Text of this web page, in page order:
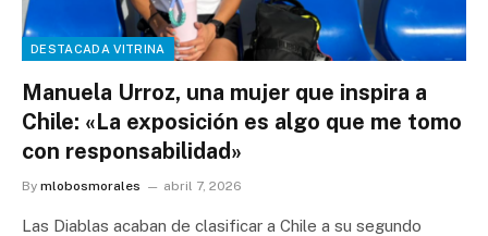
DESTACADA VITRINA
Manuela Urroz, una mujer que inspira a
Chile: «La exposición es algo que me tomo
con responsabilidad»
By mlobosmorales abril 7, 2026
Las Diablas acaban de clasificar a Chile a su segundo